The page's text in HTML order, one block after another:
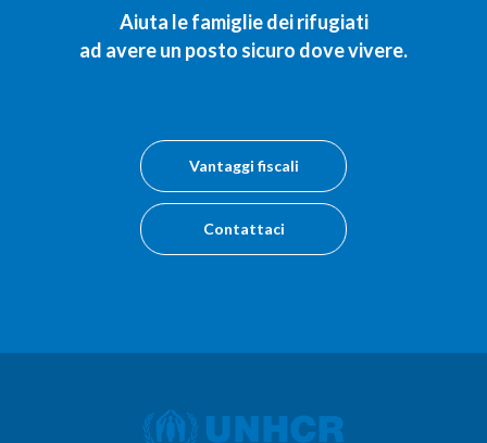
Aiuta le famiglie dei rifugiati
ad avere un posto sicuro dove vivere.
Vantaggi fiscali
Contattaci